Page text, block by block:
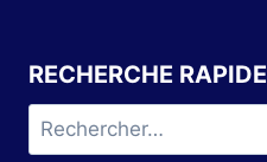
RECHERCHE RAPIDE